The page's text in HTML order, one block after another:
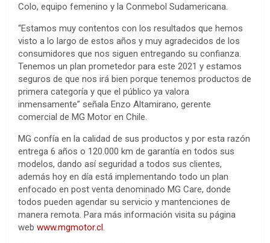
Colo, equipo femenino y la Conmebol Sudamericana.
“Estamos muy contentos con los resultados que hemos
visto a lo largo de estos años y muy agradecidos de los
consumidores que nos siguen entregando su confianza.
Tenemos un plan prometedor para este 2021 y estamos
seguros de que nos irá bien porque tenemos productos de
primera categoría y que el público ya valora
inmensamente” señala Enzo Altamirano, gerente
comercial de MG Motor en Chile.
MG confía en la calidad de sus productos y por esta razón
entrega 6 años o 120.000 km de garantía en todos sus
modelos, dando así seguridad a todos sus clientes,
además hoy en día está implementando todo un plan
enfocado en post venta denominado MG Care, donde
todos pueden agendar su servicio y mantenciones de
manera remota. Para más información visita su página
web www.mgmotor.cl.